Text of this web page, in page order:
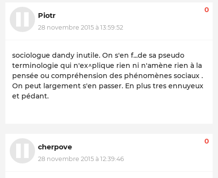
Piotr
28 novembre 2015 à 13:59:52
0
sociologue dandy inutile. On s'en f...de sa pseudo
terminologie qui n'ex^plique rien ni n'amène rien à la
pensée ou compréhension des phénomènes sociaux .
On peut largement s'en passer. En plus tres ennuyeux
et pédant.
cherpove
28 novembre 2015 à 12:39:46
0